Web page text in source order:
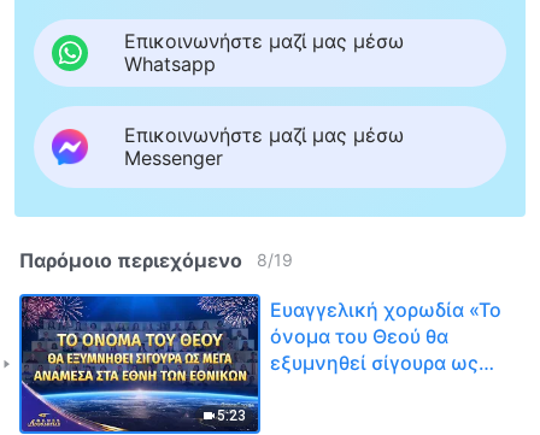
Επικοινωνήστε μαζί μας μέσω
Whatsapp
Επικοινωνήστε μαζί μας μέσω
Messenger
Παρόμοιο περιεχόμενο 8/19
5:23
Ευαγγελική χορωδία «Το
όνομα του Θεού θα
εξυμνηθεί σίγουρα ως